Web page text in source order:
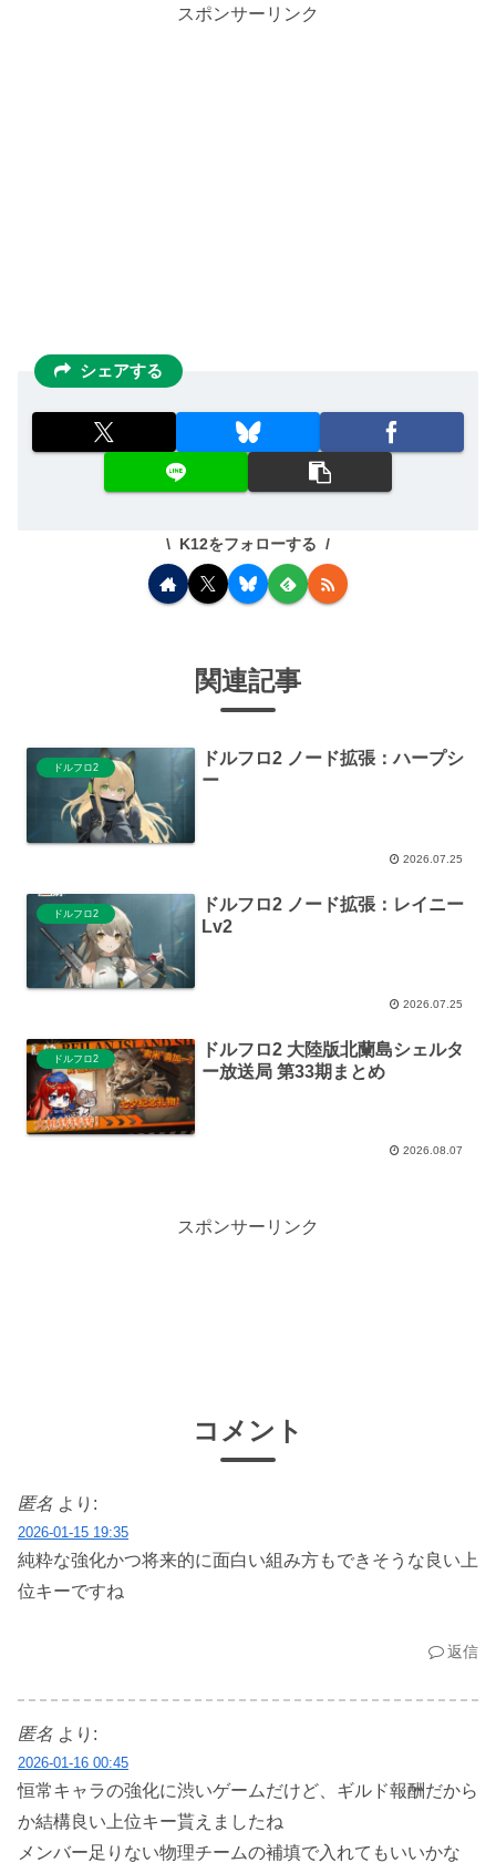
スポンサーリンク
シェアする
K12をフォローする
関連記事
ドルフロ2
ドルフロ2 ノード拡張：ハープシ
ー
2026.07.25
ドルフロ2
ドルフロ2 ノード拡張：レイニー
Lv2
2026.07.25
ドルフロ2
ドルフロ2 大陸版北蘭島シェルタ
ー放送局 第33期まとめ
2026.08.07
スポンサーリンク
コメント
匿名 より:
2026-01-15 19:35
純粋な強化かつ将来的に面白い組み方もできそうな良い上
位キーですね
返信
匿名 より:
2026-01-16 00:45
恒常キャラの強化に渋いゲームだけど、ギルド報酬だから
か結構良い上位キー貰えましたね
メンバー足りない物理チームの補填で入れてもいいかな